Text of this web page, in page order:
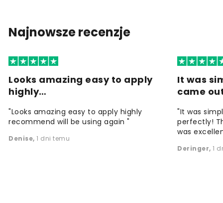
Najnowsze recenzje
Looks amazing easy to apply
highly…
"Looks amazing easy to apply highly
recommend will be using again "
Denise, 1 dni temu
It was
came
"It was
perfectly!
was
Deringer, 1